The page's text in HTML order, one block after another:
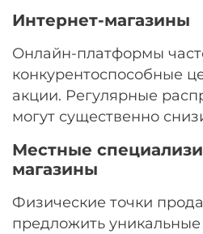
Интернет-магазины
Онлайн-платформы
конкурентоспособные
акции. Регулярные
могут существенно
Местные
магазины
Физические точки
предложить
раз в